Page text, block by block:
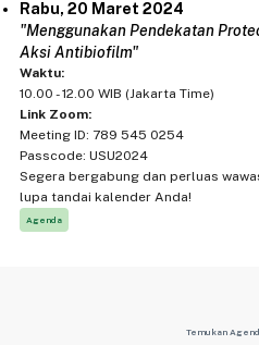
Rabu, 20 Maret 2024
"Menggunakan Pendekatan
Aksi Antibiofilm"
Waktu:
10.00 - 12.00 WIB (Jakarta Time)
Link Zoom:
Meeting ID: 789 545 0254
Passcode: USU2024
Segera bergabung dan perluas
lupa tandai kalender Anda!
Agenda
Temukan